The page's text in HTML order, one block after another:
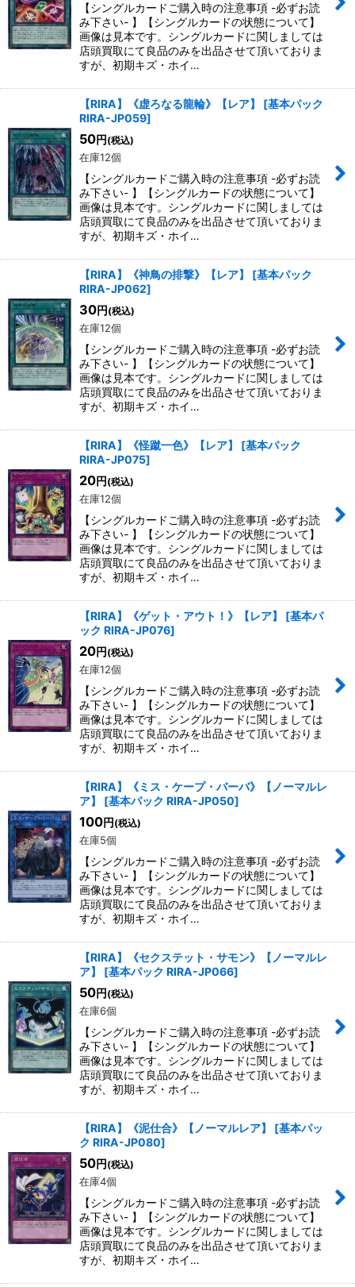
【シングルカードご購入時の注意事項 -必ずお読
み下さい- 】【シングルカードの状態について】
画像は見本です。シングルカードに関しましては
店頭買取にて良品のみを出品させて頂いておりま
すが、初期キズ・ホイ…
【RIRA】《虚ろなる龍輪》【レア】 [基本パック
RIRA-JP059]
50円 (税込)
在庫12個
【シングルカードご購入時の注意事項 -必ずお読
み下さい- 】【シングルカードの状態について】
画像は見本です。シングルカードに関しましては
店頭買取にて良品のみを出品させて頂いておりま
すが、初期キズ・ホイ…
【RIRA】《神鳥の排撃》【レア】 [基本パック
RIRA-JP062]
30円 (税込)
在庫12個
【シングルカードご購入時の注意事項 -必ずお読
み下さい- 】【シングルカードの状態について】
画像は見本です。シングルカードに関しましては
店頭買取にて良品のみを出品させて頂いておりま
すが、初期キズ・ホイ…
【RIRA】《怪蹴一色》【レア】 [基本パック
RIRA-JP075]
20円 (税込)
在庫12個
【シングルカードご購入時の注意事項 -必ずお読
み下さい- 】【シングルカードの状態について】
画像は見本です。シングルカードに関しましては
店頭買取にて良品のみを出品させて頂いておりま
すが、初期キズ・ホイ…
【RIRA】《ゲット・アウト！》【レア】 [基本パ
ック RIRA-JP076]
20円 (税込)
在庫12個
【シングルカードご購入時の注意事項 -必ずお読
み下さい- 】【シングルカードの状態について】
画像は見本です。シングルカードに関しましては
店頭買取にて良品のみを出品させて頂いておりま
すが、初期キズ・ホイ…
【RIRA】《ミス・ケープ・バーバ》【ノーマルレ
ア】
[基本パック RIRA-JP050]
100円 (税込)
在庫5個
【シングルカードご購入時の注意事項 -必ずお読
み下さい- 】【シングルカードの状態について】
画像は見本です。シングルカードに関しましては
店頭買取にて良品のみを出品させて頂いておりま
すが、初期キズ・ホイ…
【RIRA】《セクステット・サモン》【ノーマルレ
ア】
[基本パック RIRA-JP066]
50円 (税込)
在庫6個
【シングルカードご購入時の注意事項 -必ずお読
み下さい- 】【シングルカードの状態について】
画像は見本です。シングルカードに関しましては
店頭買取にて良品のみを出品させて頂いておりま
すが、初期キズ・ホイ…
【RIRA】《泥仕合》【ノーマルレア】 [基本パッ
ク RIRA-JP080]
50円 (税込)
在庫4個
【シングルカードご購入時の注意事項 -必ずお読
み下さい- 】【シングルカードの状態について】
画像は見本です。シングルカードに関しましては
店頭買取にて良品のみを出品させて頂いておりま
すが、初期キズ・ホイ…